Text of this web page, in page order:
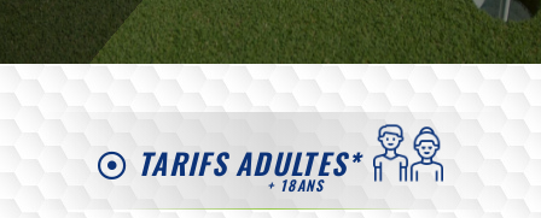
TARIFS ADULTES*
+ 18ANS